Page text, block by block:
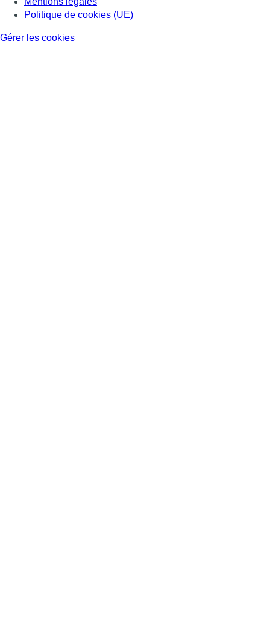
Politique de cookies (UE)
Gérer les cookies